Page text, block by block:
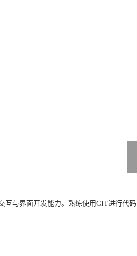
互与界面开发能力。熟练使用GIT进行代码